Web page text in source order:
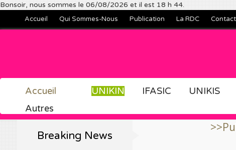
Bonsoir, nous sommes le 06/08/2026 et il est 18 h 44.
Accueil Qui Sommes-Nous Publication La RDC Contact
Accueil UNIKIN IFASIC UNIKIS
Autres
Breaking News
>>Publiez et